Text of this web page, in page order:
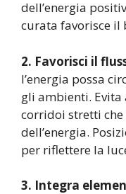
dell’energia
curata favorisce il
2. Favorisci il
l’energia possa
gli ambienti.
corridoi stretti
dell’energia.
per riflettere la
3. Integra